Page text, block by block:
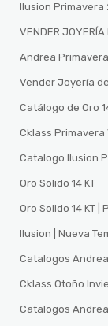
Ilusion Primavera
VENDER JOYERÍA
Andrea
Vender Joyería
Catálogo de Oro
Cklass
Catalogo Ilusion
Oro Solido 14 KT
Oro Solido 14 KT |
Ilusion | Nueva
Catalogos
Cklass Otoño
Catalogos